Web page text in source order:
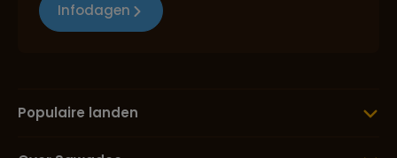
Infodagen
Populaire landen